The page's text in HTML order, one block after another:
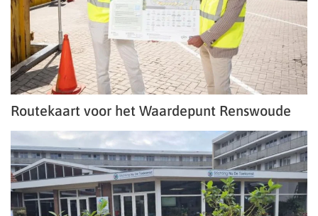
Routekaart voor het Waardepunt Renswoude